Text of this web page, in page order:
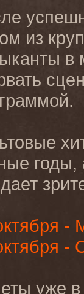
из
в
годы,
-
-
уже